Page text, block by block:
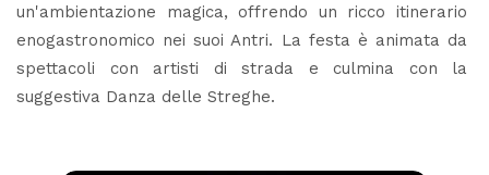
un'ambientazione magica, offrendo un ricco itinerario
enogastronomico nei suoi Antri. La festa è animata da
spettacoli con artisti di strada e culmina con la
suggestiva Danza delle Streghe.